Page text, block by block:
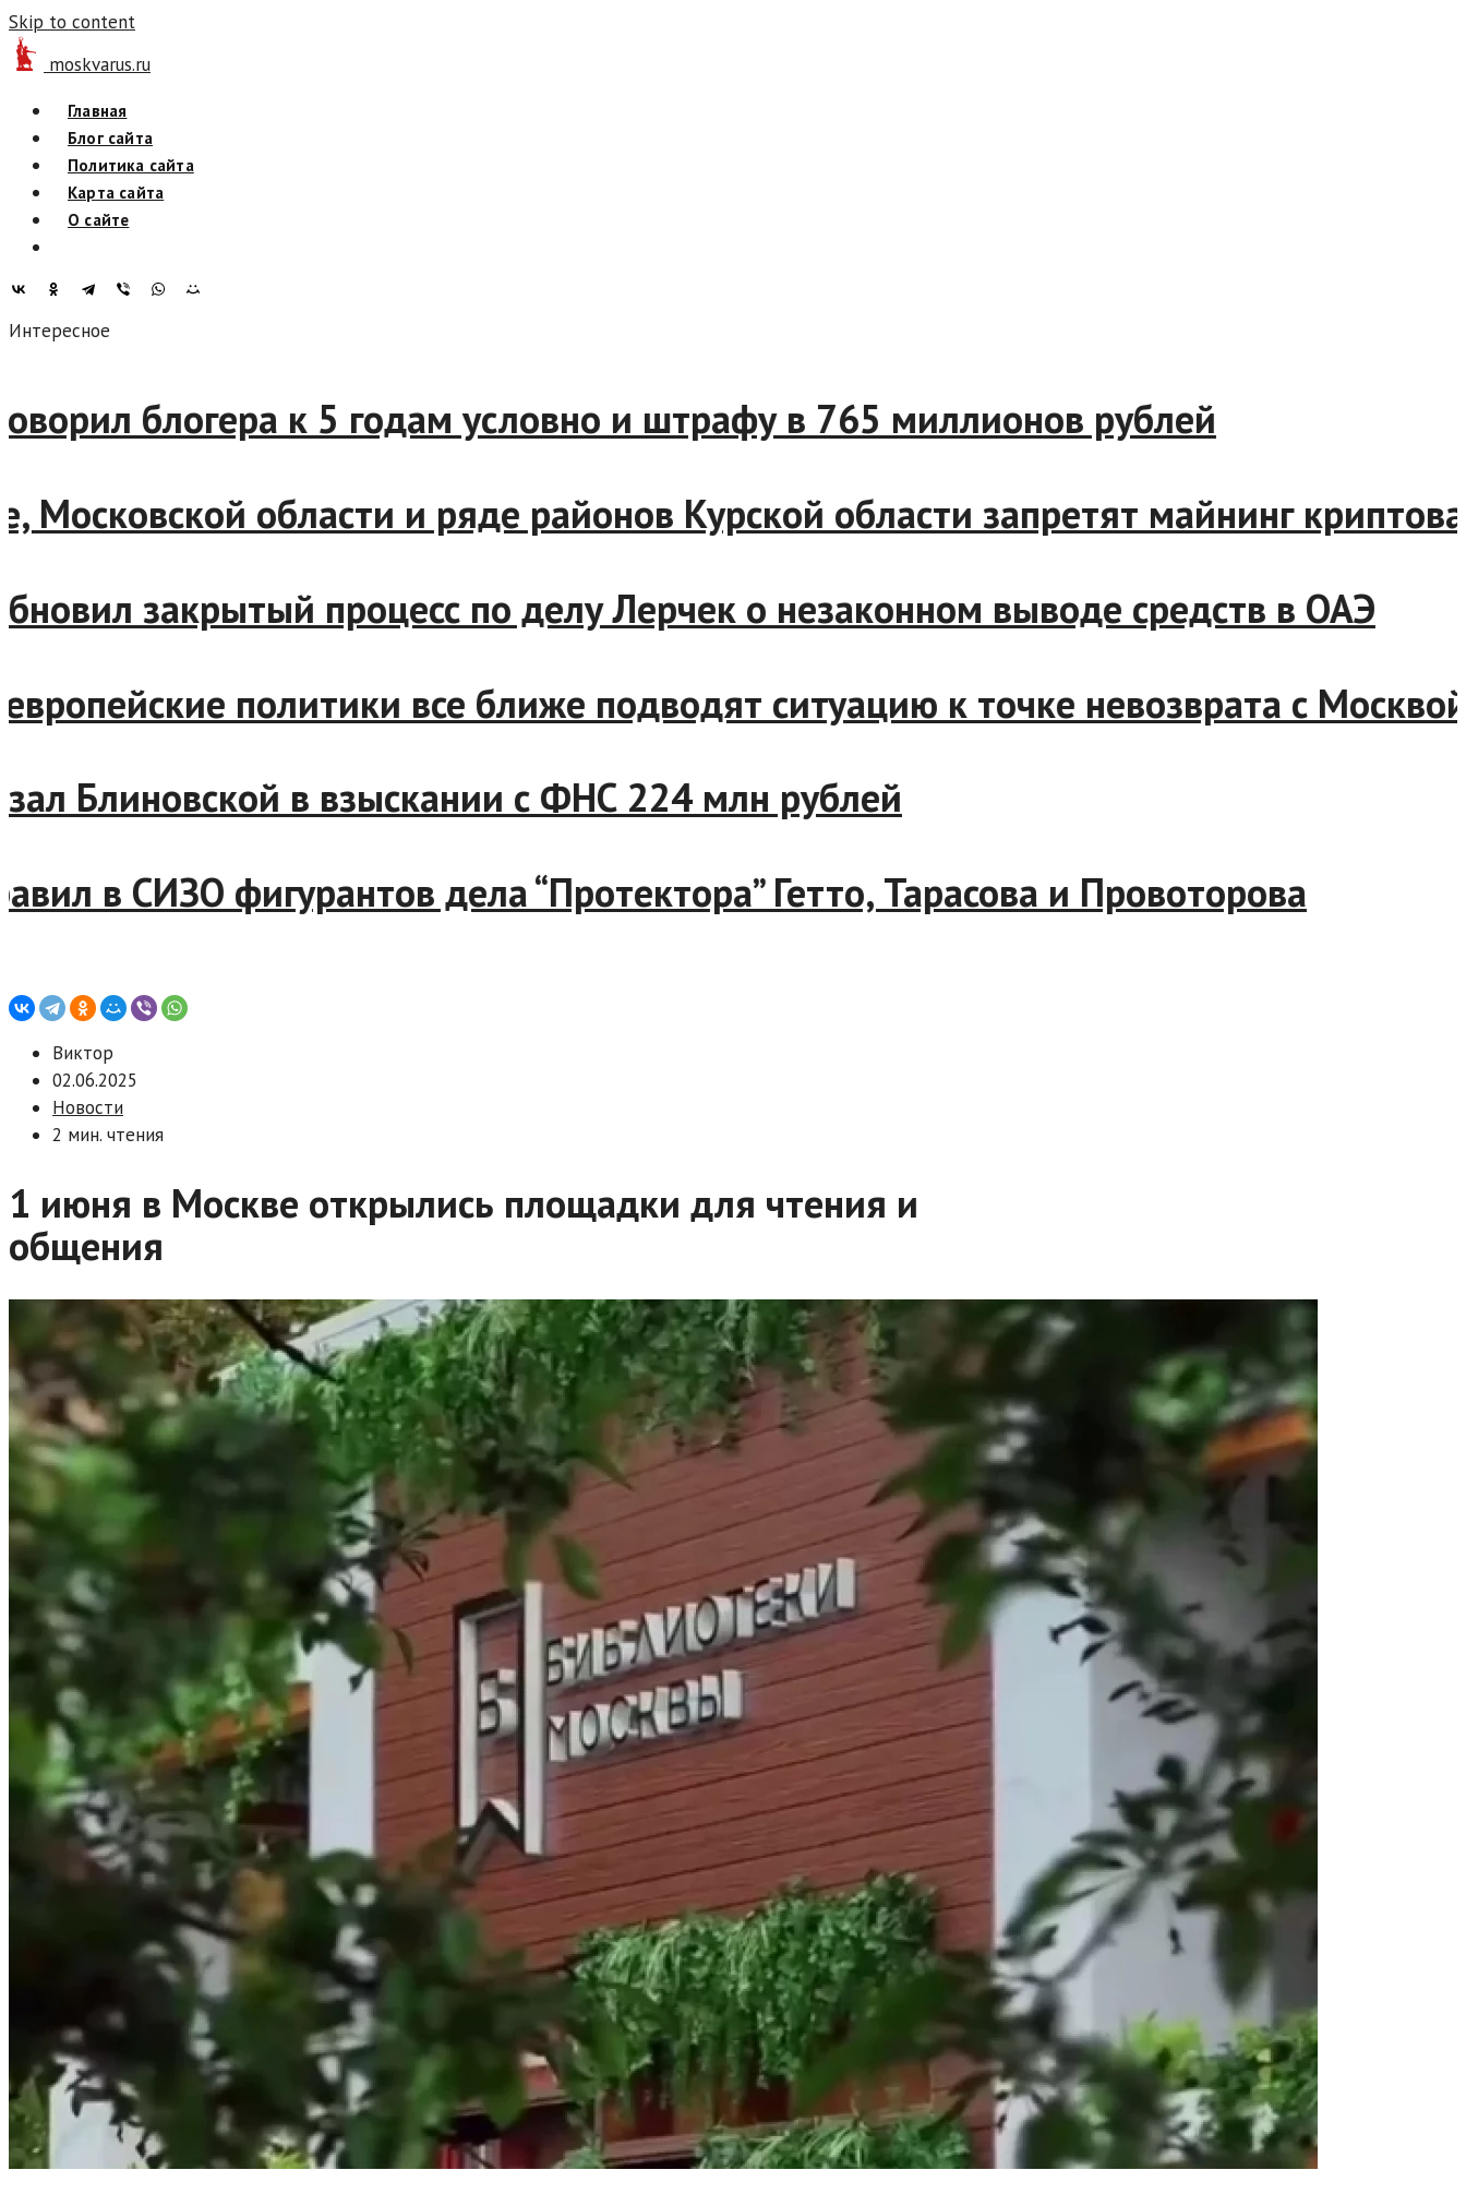
Skip to content
moskvarus.ru
Главная
Блог сайта
Политика сайта
Карта сайта
О сайте
Интересное
блогера к 5 годам условно и штрафу в 765 миллионов рублей
Московской области и ряде районов Курской области запретят майнинг
закрытый процесс по делу Лерчек о незаконном выводе средств в ОАЭ
европейские политики все ближе подводят ситуацию к точке невозврата с
Блиновской в взыскании с ФНС 224 млн рублей
в СИЗО фигурантов дела “Протектора” Гетто, Тарасова и Провоторова
Виктор
02.06.2025
Новости
2 мин. чтения
1 июня в Москве открылись площадки для чтения и
общения